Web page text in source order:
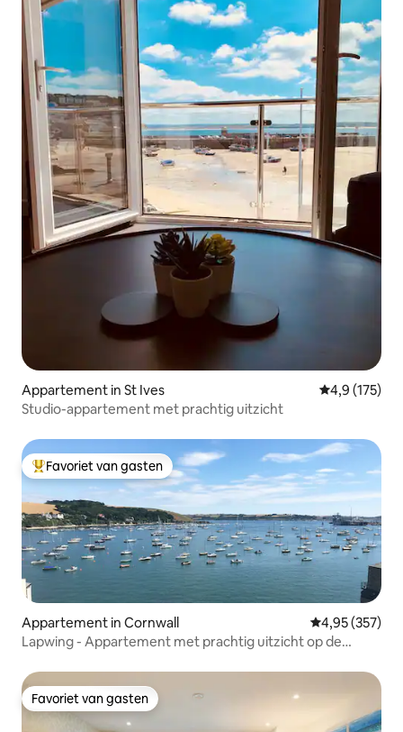
Appartement in St Ives Gemiddelde
4,9 (175)
Studio-appartement met prachtig uitzicht
Topfavoriet van gasten
Favoriet van gasten
Appartement in Cornwall Gemiddelde
4,95 (357)
Lapwing - Appartement met prachtig uitzicht op de
Favoriet van gasten
Favoriet van gasten